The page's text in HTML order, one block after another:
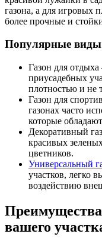
газона, а для игровых
более прочные и
Популярные виды
Газон для
приусадебных
плотностью и не
Газон для
газонах часто
которые
Декоративный
красивых
цветников.
Универсальный
участков, легко
воздействию
Преимущества
вашего